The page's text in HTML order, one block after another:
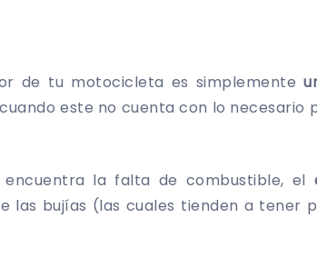
de tu motocicleta es simplemente
cuando este no cuenta con lo necesario
la falta de combustible, el
las bujías (las cuales tienden a tener